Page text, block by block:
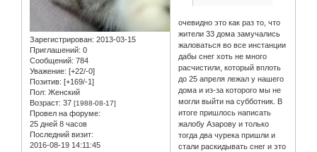
Зарегистрирован: 2013-03-15
Приглашений: 0
Сообщений: 784
Уважение: [+22/-0]
Позитив: [+169/-1]
Пол: Женский
Возраст: 37 [1988-08-17]
Провел на форуме:
25 дней 8 часов
Последний визит:
2016-08-19 14:11:45
очевидно это как раз то, что
жители 33 дома замучались
жаловаться во все инстанции
дабы снег хоть не много
расчистили, который вплоть
до 25 апреля лежал у нашего
дома и из-за которого мы не
могли выйти на субботник. В
итоге пришлось написать
жалобу Азарову и только
тогда два чурека пришли и
стали раскидывать снег и это